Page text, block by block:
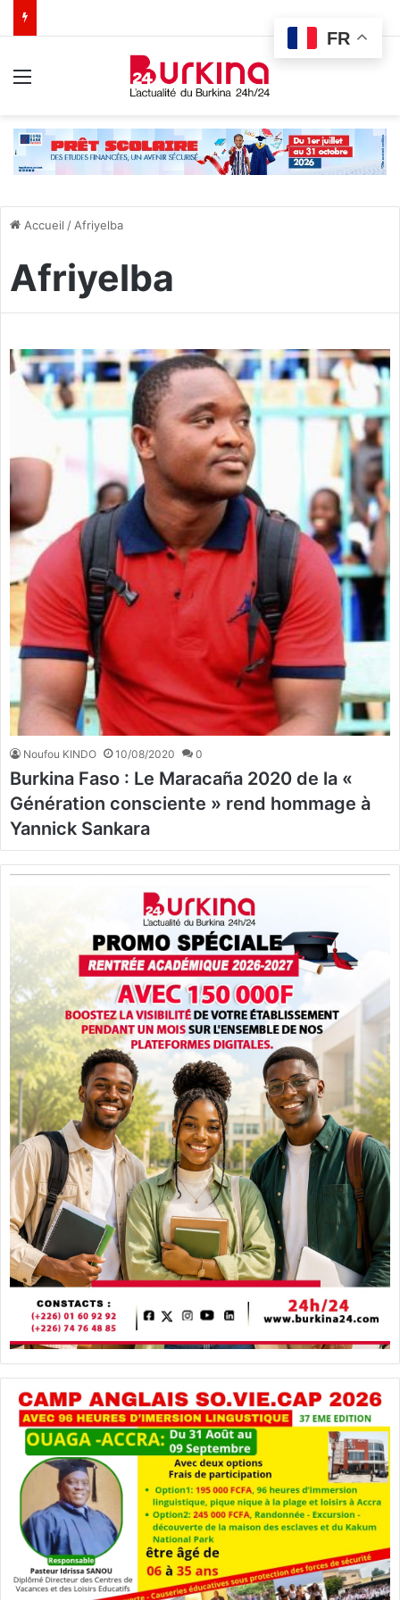
Accueil / Afriyelba
Afriyelba
Noufou KINDO 10/08/2020 0
Burkina Faso : Le Maracaña 2020 de la «
Génération consciente » rend hommage à
Yannick Sankara
FR